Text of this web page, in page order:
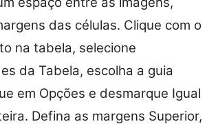
das células. Clique com o
na tabela, selecione
da Tabela, escolha a guia
em Opções e desmarque Igual
Defina as margens Superior,